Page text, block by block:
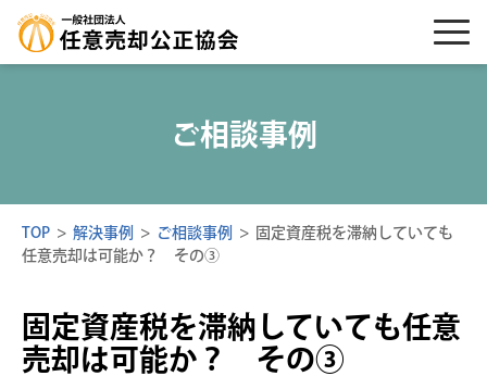
ご相談事例
TOP > 解決事例 > ご相談事例 >
固定資産税を滞納していても
任意売却は可能か？ その③
固定資産税を滞納していても任意
売却は可能か？ その③